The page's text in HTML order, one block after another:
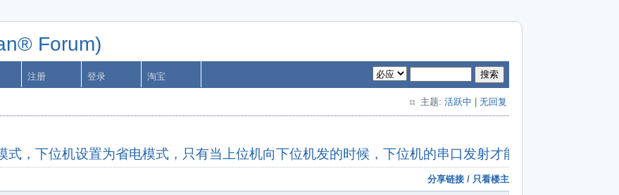
Forum)
注册 登录 淘宝 搜索
主题: 活跃中 无回复
，下位机设置为省电模式，只有当上位机向下位机发的时候，下位机的串口发射才能用
分享链接 / 只看楼主